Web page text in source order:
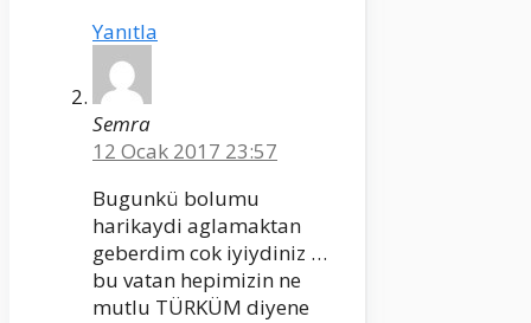
Yanıtla
Semra
12 Ocak 2017 23:57
Bugunkü bolumu
harikaydi aglamaktan
geberdim cok iyiydiniz …
bu vatan hepimizin ne
mutlu TÜRKÜM diyene